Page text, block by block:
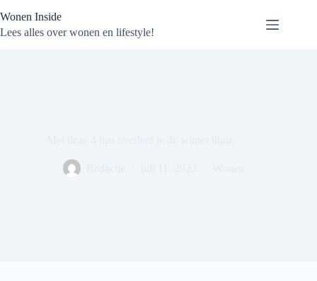
naar
de
Wonen Inside
Lees alles over wonen en lifestyle!